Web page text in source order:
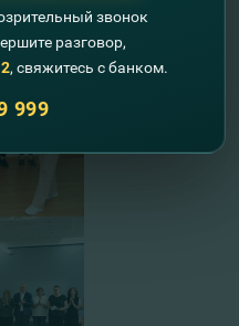
звонок
разговор,
, свяжитесь с банком.
999